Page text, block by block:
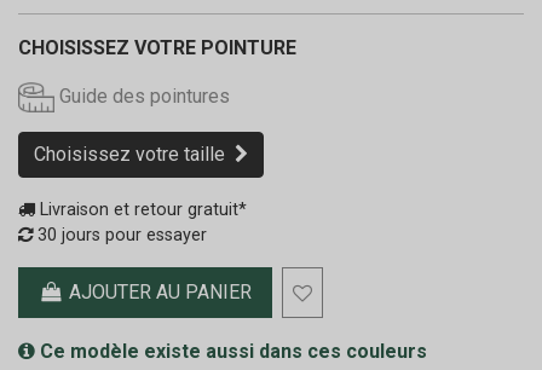
CHOISISSEZ VOTRE POINTURE
Guide des pointures
Choisissez votre taille
Livraison et retour gratuit*
30 jours pour essayer
AJOUTER AU PANIER
Ce modèle existe aussi dans ces couleurs